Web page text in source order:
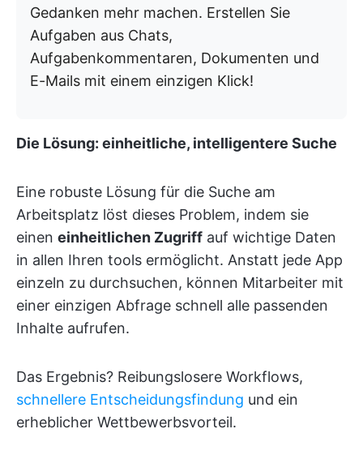
Gedanken mehr machen. Erstellen Sie
Aufgaben aus Chats,
Aufgabenkommentaren, Dokumenten und
E-Mails mit einem einzigen Klick!
Die Lösung: einheitliche, intelligentere Suche
Eine robuste Lösung für die Suche am
Arbeitsplatz löst dieses Problem, indem sie
einen einheitlichen Zugriff auf wichtige Daten
in allen Ihren tools ermöglicht. Anstatt jede App
einzeln zu durchsuchen, können Mitarbeiter mit
einer einzigen Abfrage schnell alle passenden
Inhalte aufrufen.
Das Ergebnis? Reibungslosere Workflows,
schnellere Entscheidungsfindung und ein
erheblicher Wettbewerbsvorteil.